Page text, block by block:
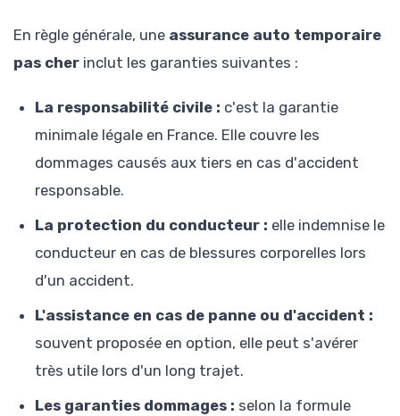
En règle générale, une assurance auto temporaire
pas cher inclut les garanties suivantes :
La responsabilité civile : c'est la garantie
minimale légale en France. Elle couvre les
dommages causés aux tiers en cas d'accident
responsable.
La protection du conducteur : elle indemnise le
conducteur en cas de blessures corporelles lors
d'un accident.
L'assistance en cas de panne ou d'accident :
souvent proposée en option, elle peut s'avérer
très utile lors d'un long trajet.
Les garanties dommages : selon la formule